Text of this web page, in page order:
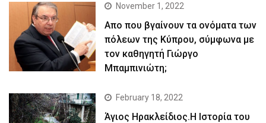
November 1, 2022
Απο που βγαίνουν τα ονόματα των
πόλεων της Κύπρου, σύμφωνα με
τον καθηγητή Γιώργο
Μπαμπινιώτη;
February 18, 2022
Άγιος Ηρακλείδιος.Η Ιστορία του